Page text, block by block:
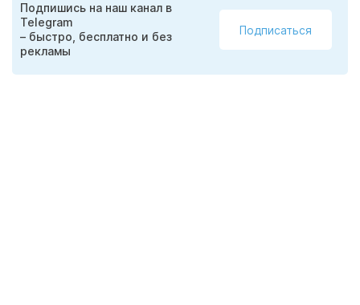
Подпишись на наш канал в
Telegram
– быстро, бесплатно и без
рекламы
Подписаться